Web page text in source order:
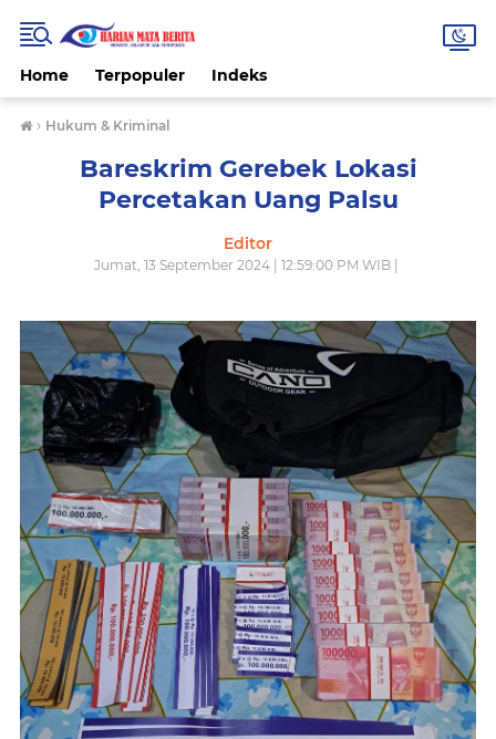
Home Terpopuler Indeks
› Hukum & Kriminal
Bareskrim Gerebek Lokasi
Percetakan Uang Palsu
Editor
Jumat, 13 September 2024 | 12:59:00 PM WIB |